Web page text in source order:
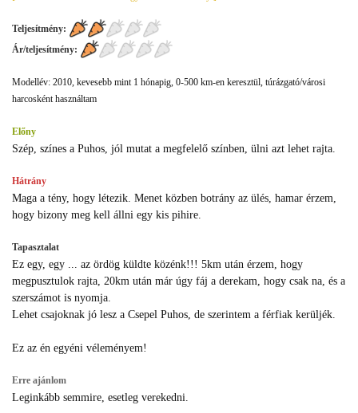
Teljesítmény:
Ár/teljesítmény:
Modellév: 2010, kevesebb mint 1 hónapig, 0-500 km-en keresztül, túrázgató/városi
harcosként használtam
Előny
Szép, színes a Puhos, jól mutat a megfelelő színben, ülni azt lehet rajta.
Hátrány
Maga a tény, hogy létezik. Menet közben botrány az ülés, hamar érzem,
hogy bizony meg kell állni egy kis pihire.
Tapasztalat
Ez egy, egy ... az ördög küldte közénk!!! 5km után érzem, hogy
megpusztulok rajta, 20km után már úgy fáj a derekam, hogy csak na, és a
szerszámot is nyomja.
Lehet csajoknak jó lesz a Csepel Puhos, de szerintem a férfiak kerüljék.
Ez az én egyéni véleményem!
Erre ajánlom
Leginkább semmire, esetleg verekedni.